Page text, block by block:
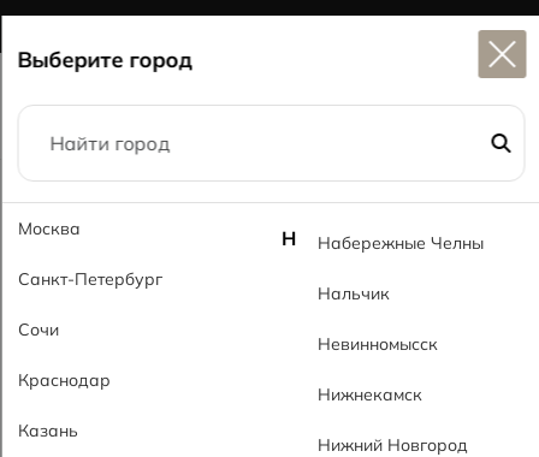
керамогранита в наличии
Главная Каталог 60x60 Эспио черный GL Espio Black GL
Выберите город
Москва
Санкт-Петербург
Сочи
Краснодар
Казань
Н Набережные Челны
Нальчик
Невинномысск
Нижнекамск
Нижний Новгород